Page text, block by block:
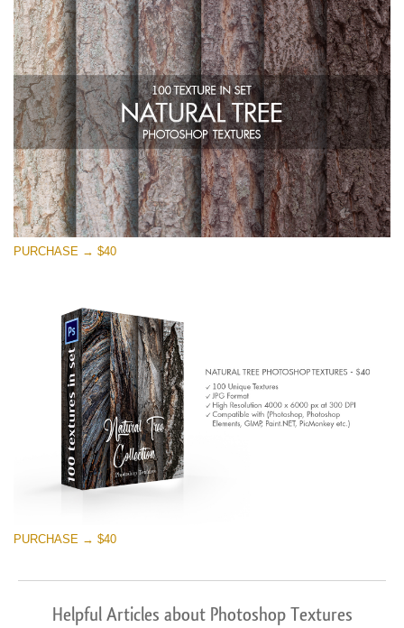
Small 800*533px
Natural Tree
(100 Textures)
Large 6000*4000px
Entire Collection
(1783 Overlays)
Large 6000*4000px
無料ダウンロード
PURCHASE → $40
PURCHASE → $40
Helpful Articles about Photoshop Textures